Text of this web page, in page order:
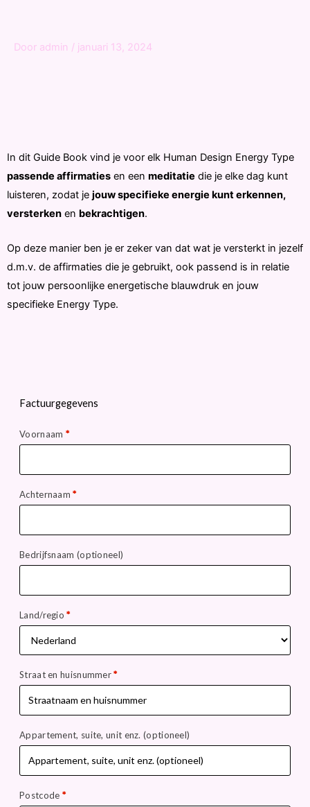
Door admin / januari 13, 2024
In dit Guide Book vind je voor elk Human Design Energy Type
passende affirmaties en een meditatie die je elke dag kunt
luisteren, zodat je jouw specifieke energie kunt erkennen,
versterken en bekrachtigen.
Op deze manier ben je er zeker van dat wat je versterkt in jezelf
d.m.v. de affirmaties die je gebruikt, ook passend is in relatie
tot jouw persoonlijke energetische blauwdruk en jouw
specifieke Energy Type.
Factuurgegevens
Voornaam *
Achternaam*
Bedrijfsnaam (optioneel)
Land/regio*
Straat en huisnummer*
Appartement, suite, unit enz.(optioneel)
Postcode *